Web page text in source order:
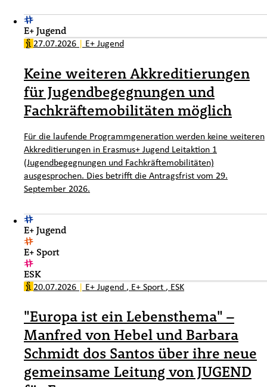
E+ Jugend
27.07.2026 | E+ Jugend
Keine weiteren Akkreditierungen
für Jugendbegegnungen und
Fachkräftemobilitäten möglich
Für die laufende Programmgeneration werden keine weiteren
Akkreditierungen in Erasmus+ Jugend Leitaktion 1
(Jugendbegegnungen und Fachkräftemobilitäten)
ausgesprochen. Dies betrifft die Antragsfrist vom 29.
September 2026.
E+ Jugend
E+ Sport
ESK
20.07.2026 | E+ Jugend , E+ Sport , ESK
"Europa ist ein Lebensthema" –
Manfred von Hebel und Barbara
Schmidt dos Santos über ihre neue
gemeinsame Leitung von JUGEND